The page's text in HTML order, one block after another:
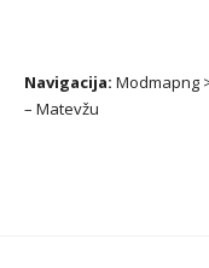
Navigacija: Modmapng
– Matevžu